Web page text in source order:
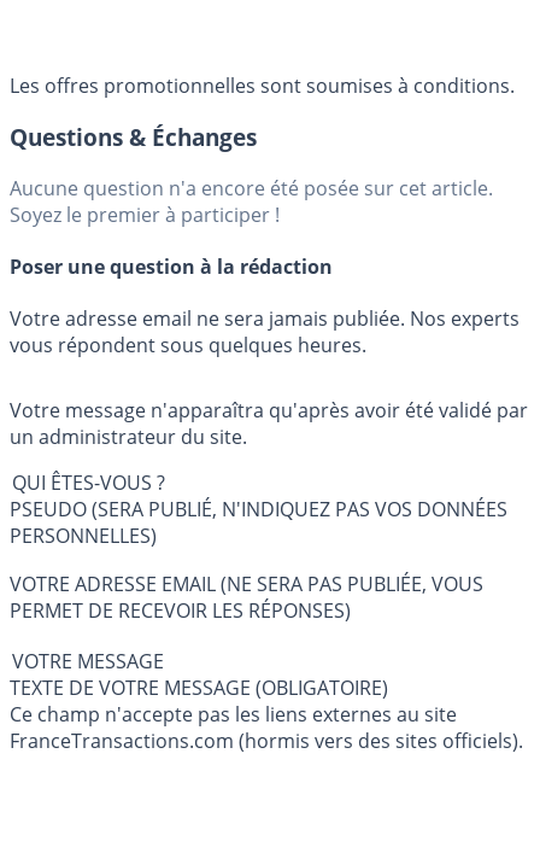
Les offres promotionnelles sont soumises à conditions.
Questions & Échanges
Aucune question n'a encore été posée sur cet article.
Soyez le premier à participer !
Poser une question à la rédaction
Votre adresse email ne sera jamais publiée. Nos experts
vous répondent sous quelques heures.
Votre message n'apparaîtra qu'après avoir été validé par
un administrateur du site.
QUI ÊTES-VOUS ?
PSEUDO (SERA PUBLIÉ, N'INDIQUEZ PAS VOS DONNÉES
PERSONNELLES)
VOTRE ADRESSE EMAIL (NE SERA PAS PUBLIÉE, VOUS
PERMET DE RECEVOIR LES RÉPONSES)
VOTRE MESSAGE
TEXTE DE VOTRE MESSAGE (OBLIGATOIRE)
Ce champ n'accepte pas les liens externes au site
FranceTransactions.com (hormis vers des sites officiels).